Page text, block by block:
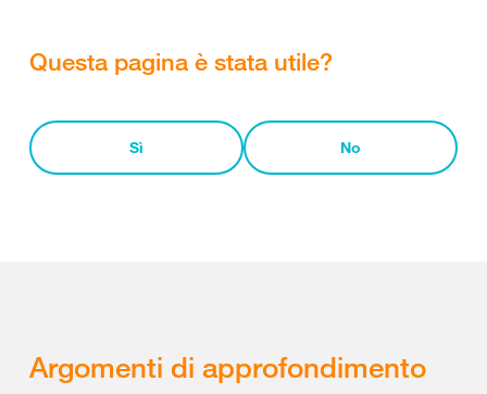
Questa pagina è stata utile?
Sì No
Argomenti di approfondimento